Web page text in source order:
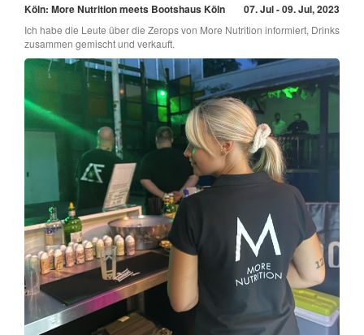
Köln: More Nutrition meets Bootshaus Köln 07. Jul - 09. Jul, 2023
Ich habe die Leute über die Zerops von More Nutrition informiert, Drinks
zusammen gemischt und verkauft.